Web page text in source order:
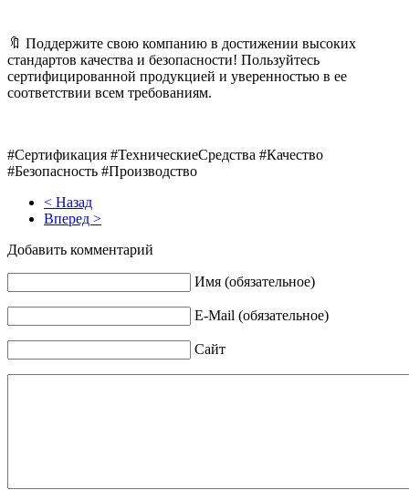
🔖 Поддержите свою компанию в достижении высоких
стандартов качества и безопасности! Пользуйтесь
сертифицированной продукцией и уверенностью в ее
соответствии всем требованиям.
#Сертификация #ТехническиеСредства #Качество
#Безопасность #Производство
< Назад
Вперед >
Добавить комментарий
Имя (обязательное)
E-Mail (обязательное)
Сайт